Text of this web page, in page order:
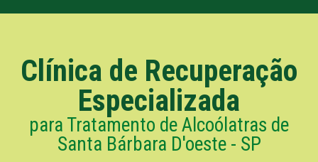
Clínica de Recuperação
Especializada
para Tratamento de Alcoólatras de
Santa Bárbara D'oeste - SP